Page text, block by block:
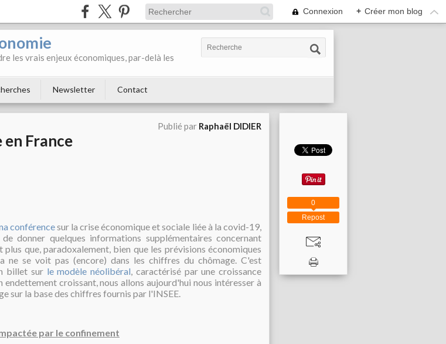
Connexion + Créer mon blog
les vrais enjeux économiques, par-delà les
Newsletter Contact
Publié par Raphaël DIDIER
en France
conférencesur la crise économique et sociale liée à la covid-19,
donner quelques informations supplémentaires concernant
plus que, paradoxalement, bien que les prévisions économiques
ne se voit pas (encore) dans les chiffres du chômage. C'est
billet sur le modèle néolibéral, caractérisé par une croissance
endettement croissant, nous allons aujourd'hui nous intéresser à
sur la base des chiffres fournis par l'INSEE.
par le confinement
Repost
0